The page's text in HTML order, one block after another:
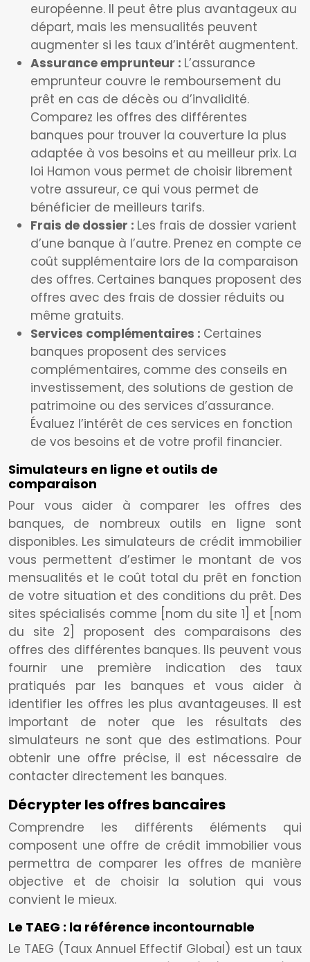
européenne. Il peut être plus avantageux au
départ, mais les mensualités peuvent
augmenter si les taux d’intérêt augmentent.
Assurance emprunteur : L’assurance
emprunteur couvre le remboursement du
prêt en cas de décès ou d’invalidité.
Comparez les offres des différentes
banques pour trouver la couverture la plus
adaptée à vos besoins et au meilleur prix. La
loi Hamon vous permet de choisir librement
votre assureur, ce qui vous permet de
bénéficier de meilleurs tarifs.
Frais de dossier : Les frais de dossier varient
d’une banque à l’autre. Prenez en compte ce
coût supplémentaire lors de la comparaison
des offres. Certaines banques proposent des
offres avec des frais de dossier réduits ou
même gratuits.
Services complémentaires : Certaines
banques proposent des services
complémentaires, comme des conseils en
investissement, des solutions de gestion de
patrimoine ou des services d’assurance.
Évaluez l’intérêt de ces services en fonction
de vos besoins et de votre profil financier.
Simulateurs en ligne et outils de
comparaison
Pour vous aider à comparer les offres des
banques, de nombreux outils en ligne sont
disponibles. Les simulateurs de crédit immobilier
vous permettent d’estimer le montant de vos
mensualités et le coût total du prêt en fonction
de votre situation et des conditions du prêt. Des
sites spécialisés comme [nom du site 1] et [nom
du site 2] proposent des comparaisons des
offres des différentes banques. Ils peuvent vous
fournir une première indication des taux
pratiqués par les banques et vous aider à
identifier les offres les plus avantageuses. Il est
important de noter que les résultats des
simulateurs ne sont que des estimations. Pour
obtenir une offre précise, il est nécessaire de
contacter directement les banques.
Décrypter les offres bancaires
Comprendre les différents éléments qui
composent une offre de crédit immobilier vous
permettra de comparer les offres de manière
objective et de choisir la solution qui vous
convient le mieux.
Le TAEG : la référence incontournable
Le TAEG (Taux Annuel Effectif Global) est un taux